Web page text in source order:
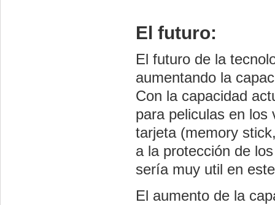
El futuro:
El futuro de la
aumentando la
Con la capacidad
para peliculas en los
tarjeta (memory
a la protección de
sería muy util en
El aumento de la